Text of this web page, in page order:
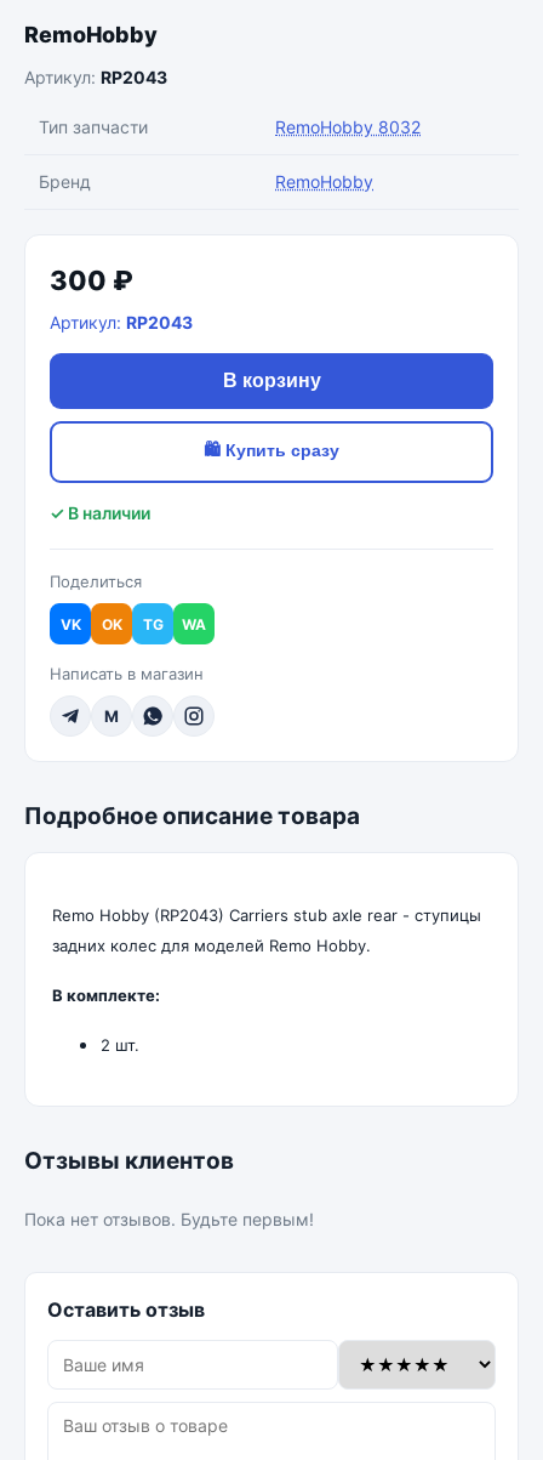
RemoHobby
Артикул: RP2043
Тип запчасти RemoHobby 8032
Бренд RemoHobby
300 ₽
Артикул: RP2043
В корзину
🛍 Купить сразу
✓ В наличии
Поделиться
VK OK TG WA
Написать в магазин
M
Подробное описание товара
Remo Hobby (RP2043) Carriers stub axle rear - ступицы
задних колес для моделей Remo Hobby.
В комплекте:
2 шт.
Отзывы клиентов
Пока нет отзывов. Будьте первым!
Оставить отзыв